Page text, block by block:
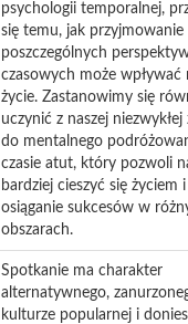
psychologii temporalnej,
się temu, jak przyjmowanie
poszczególnych
czasowych może wpływać
życie. Zastanowimy się
uczynić z naszej
do mentalnego
czasie atut, który pozwoli
bardziej cieszyć się życiem
osiąganie sukcesów w
obszarach.
Spotkanie ma charakter
alternatywnego,
kulturze popularnej i